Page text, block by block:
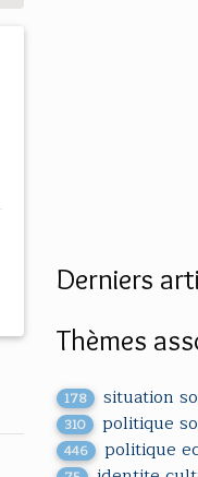
Derniers
Thèmes
178 situation
310 politique
446 politique